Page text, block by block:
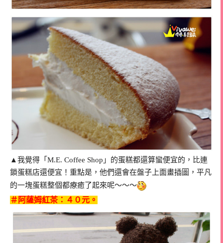
▲我覺得「M.E. Coffee Shop」的蛋糕都還算蠻便宜的，比連
鎖蛋糕店還便宜！重點是，他們還會在盤子上面畫插圖，平凡
的一塊蛋糕整個都療癒了起來呢～～～
＃阿薩姆紅茶：４０元。